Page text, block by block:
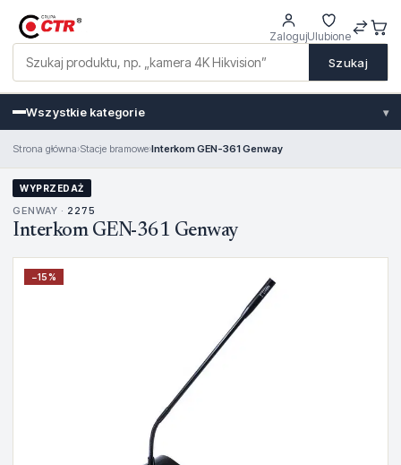
Szukaj
ZalogujUlubione
Wszystkie kategorie ▾
Strona główna›Stacje bramowe›Interkom GEN-361 Genway
WYPRZEDAŻ
GENWAY · 2275
Interkom GEN-361 Genway
−15%